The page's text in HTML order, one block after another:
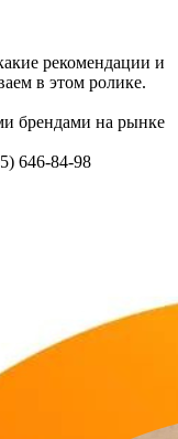
рекомендации и
в этом ролике.
брендами на рынке
646-84-98